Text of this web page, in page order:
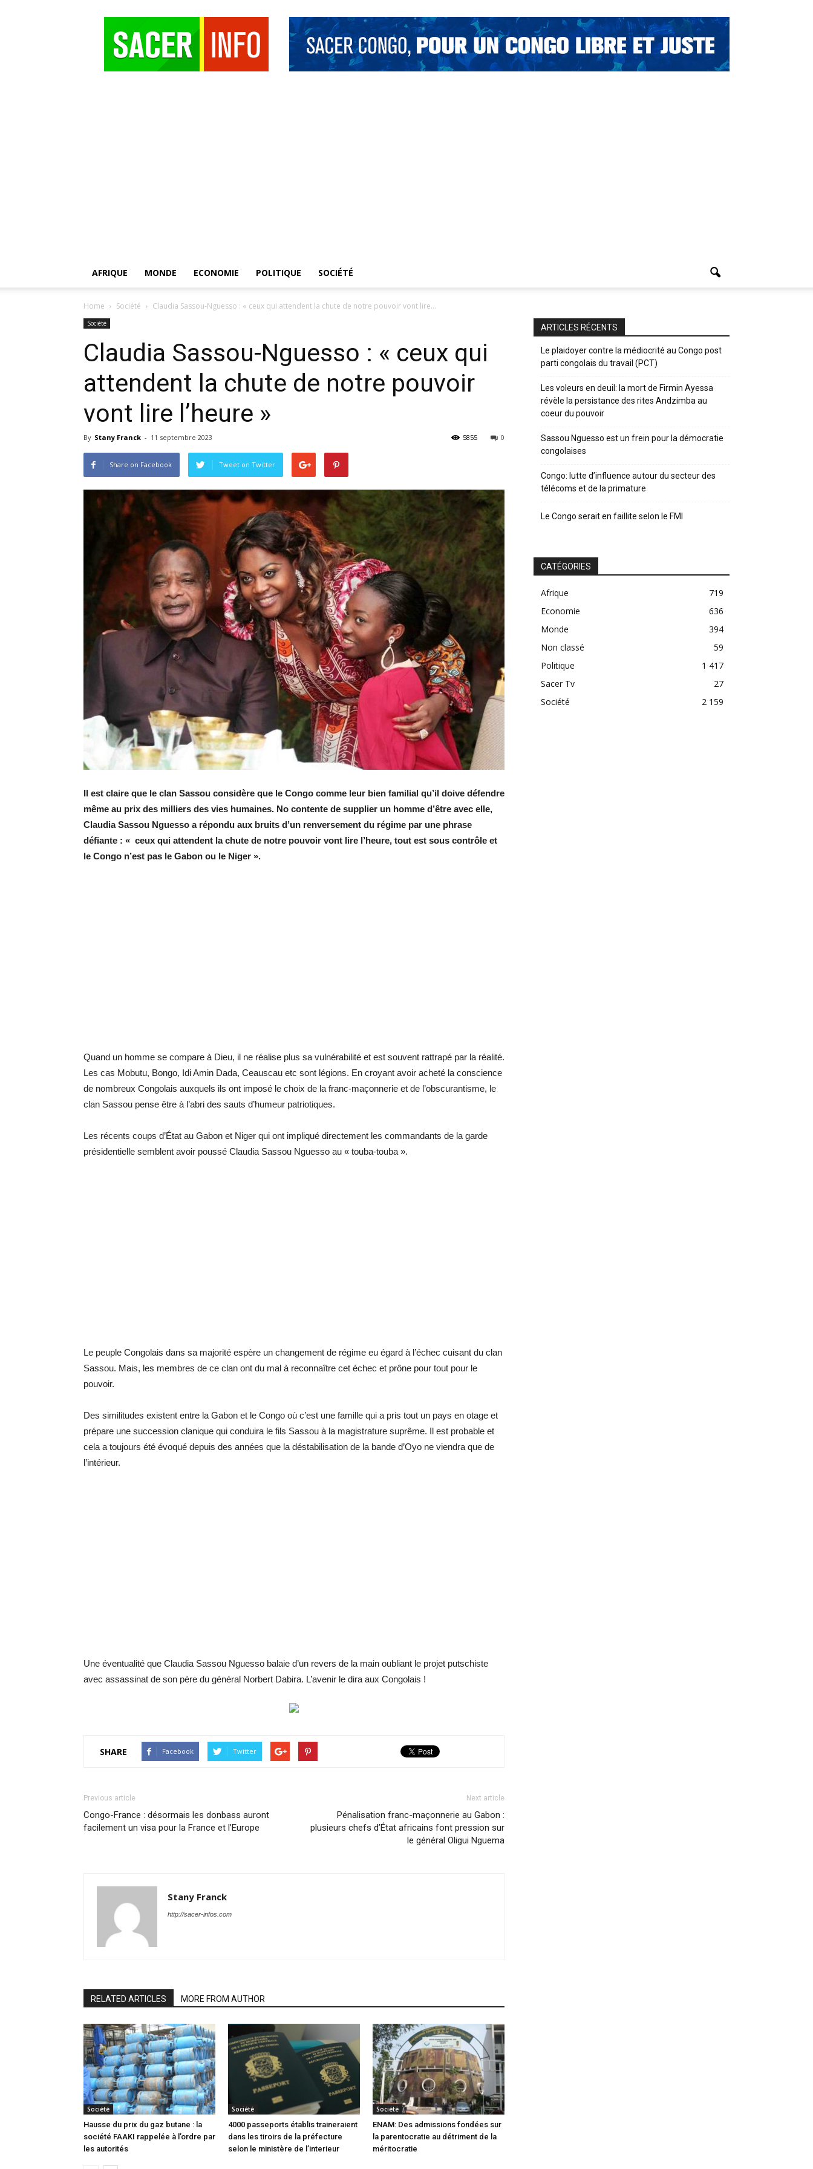
AFRIQUE MONDE ECONOMIE POLITIQUE SOCIÉTÉ
Home Société Claudia Sassou-Nguesso : « ceux qui attendent la chute de notre pouvoir vont lire...
Société
Claudia Sassou-Nguesso : « ceux qui
attendent la chute de notre pouvoir
vont lire l’heure »
By Stany Franck - 11 septembre 2023 0
5855
Share on Facebook Tweet on Twitter
Il est claire que le clan Sassou considère que le Congo comme leur bien familial qu’il doive défendre
même au prix des milliers des vies humaines. No contente de supplier un homme d’être avec elle,
Claudia Sassou Nguesso a répondu aux bruits d’un renversement du régime par une phrase
défiante : « ceux qui attendent la chute de notre pouvoir vont lire l’heure, tout est sous contrôle et
le Congo n’est pas le Gabon ou le Niger ».
Quand un homme se compare à Dieu, il ne réalise plus sa vulnérabilité et est souvent rattrapé par la réalité.
Les cas Mobutu, Bongo, Idi Amin Dada, Ceauscau etc sont légions. En croyant avoir acheté la conscience
de nombreux Congolais auxquels ils ont imposé le choix de la franc-maçonnerie et de l’obscurantisme, le
clan Sassou pense être à l’abri des sauts d’humeur patriotiques.
Les récents coups d’État au Gabon et Niger qui ont impliqué directement les commandants de la garde
présidentielle semblent avoir poussé Claudia Sassou Nguesso au « touba-touba ».
Le peuple Congolais dans sa majorité espère un changement de régime eu égard à l’échec cuisant du clan
Sassou. Mais, les membres de ce clan ont du mal à reconnaître cet échec et prône pour tout pour le
pouvoir.
Des similitudes existent entre la Gabon et le Congo où c’est une famille qui a pris tout un pays en otage et
prépare une succession clanique qui conduira le fils Sassou à la magistrature suprême. Il est probable et
cela a toujours été évoqué depuis des années que la déstabilisation de la bande d’Oyo ne viendra que de
l’intérieur.
Une éventualité que Claudia Sassou Nguesso balaie d’un revers de la main oubliant le projet putschiste
avec assassinat de son père du général Norbert Dabira. L’avenir le dira aux Congolais !
SHARE Facebook Twitter
Previous article
Congo-France : désormais les donbass auront
facilement un visa pour la France et l’Europe
Next article
Pénalisation franc-maçonnerie au Gabon :
plusieurs chefs d’État africains font pression sur
le général Oligui Nguema
Stany Franck
http://sacer-infos.com
RELATED ARTICLES MORE FROM AUTHOR
Société
Hausse du prix du gaz butane : la
société FAAKI rappelée à l’ordre par
les autorités
Société
4000 passeports établis traineraient
dans les tiroirs de la préfecture
selon le ministère de l’interieur
Société
ENAM: Des admissions fondées sur
la parentocratie au détriment de la
méritocratie
ARTICLES RÉCENTS
Le plaidoyer contre la médiocrité au Congo post
parti congolais du travail (PCT)
Les voleurs en deuil: la mort de Firmin Ayessa
révèle la persistance des rites Andzimba au
coeur du pouvoir
Sassou Nguesso est un frein pour la démocratie
congolaises
Congo: lutte d’influence autour du secteur des
télécoms et de la primature
Le Congo serait en faillite selon le FMI
CATÉGORIES
Afrique
719
Economie
636
Monde
394
Non classé
59
Politique
1 417
Sacer Tv
27
Société
2 159